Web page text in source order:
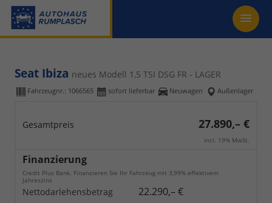
Seat Ibiza neues Modell 1,5 TSI DSG FR - LAGER
Fahrzeugnr.: 1066565 sofort lieferbar Neuwagen Außenlager
Gesamtpreis 27.890,– €
incl. 19% MwSt.
Finanzierung
Credit Plus Bank. Finanzieren Sie Ihr Fahrzeug mit 3,99% effektivem
Jahreszins
Nettodarlehensbetrag 22.290,– €